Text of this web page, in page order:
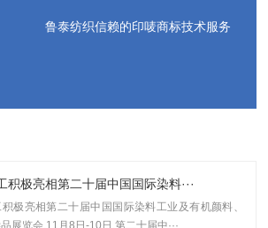
鲁泰纺织信赖的印唛商标技术服务
积极亮相第二十届中国国际染料···
极亮相第二十届中国国际染料工业及有机颜料、
展览会,11月8日-10日,第二十届中···